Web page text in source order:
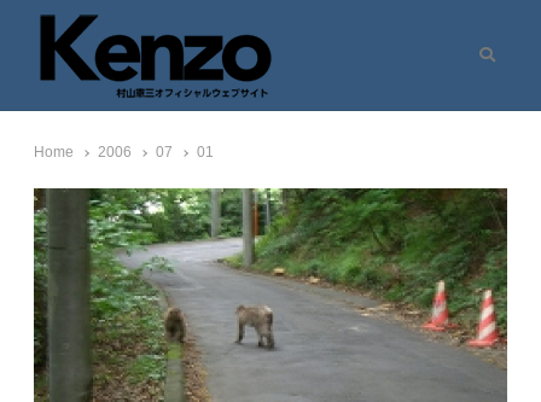
七転八起 – 村山憲三 Official Site
村山憲三ウェブサイト
Home 2006 07 01